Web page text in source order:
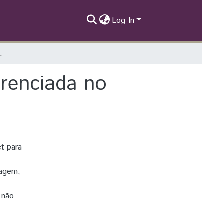
Log In
da química
no
para